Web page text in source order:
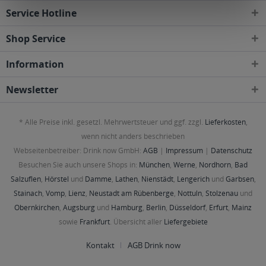
Service Hotline
Shop Service
Information
Newsletter
* Alle Preise inkl. gesetzl. Mehrwertsteuer und ggf. zzgl. Lieferkosten,
wenn nicht anders beschrieben
Webseitenbetreiber: Drink now GmbH: AGB | Impressum | Datenschutz
Besuchen Sie auch unsere Shops in: München, Werne, Nordhorn, Bad
Salzuflen, Hörstel und Damme, Lathen, Nienstädt, Lengerichund Garbsen,
Stainach, Vomp, Lienz, Neustadt am Rübenberge, Nottuln, Stolzenau und
Obernkirchen, Augsburg und Hamburg, Berlin, Düsseldorf, Erfurt, Mainz
sowie Frankfurt. Übersicht aller Liefergebiete
Kontakt AGB Drink now